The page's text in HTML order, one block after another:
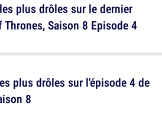
plus drôles sur l'épisode 4 de
8
plus drôles sur le dernier
Saison 8 Episode 4